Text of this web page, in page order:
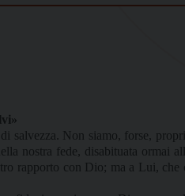
salvezza. Non siamo, forse,
nostra fede, disabituata ormai
rapporto con Dio; ma a Lui, che